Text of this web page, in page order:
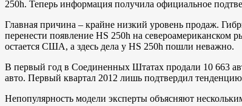
250h. Теперь информация получила официальное
Главная причина – крайне низкий уровень продаж.
перенести появление HS 250h на североамериканском
остается США, а здесь дела у HS 250h пошли неважно.
В первый год в Соединенных Штатах продали 10 663
авто. Первый квартал 2012 лишь подтвердил тенденцию
Непопулярность модели эксперты объясняют